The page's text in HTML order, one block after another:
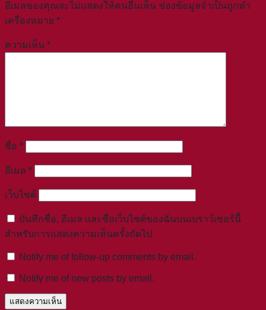
อีเมลของคุณจะไม่แสดงให้คนอื่นเห็น ช่องข้อมูลจำเป็นถูกทำ
เครื่องหมาย *
ความเห็น *
ชื่อ *
อีเมล *
เว็บไซต์
บันทึกชื่อ, อีเมล และชื่อเว็บไซต์ของฉันบนเบราว์เซอร์นี้
สำหรับการแสดงความเห็นครั้งถัดไป
Notify me of follow-up comments by email.
Notify me of new posts by email.